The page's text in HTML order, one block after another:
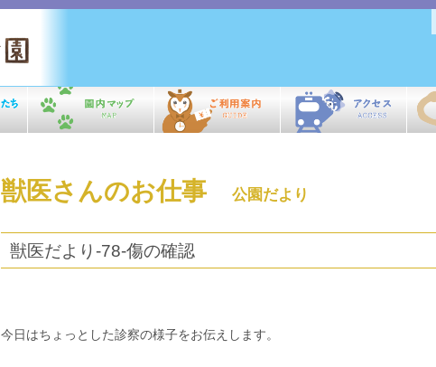
獣医さんのお仕事 公園だより
獣医だより-78-傷の確認
今日はちょっとした診察の様子をお伝えします。